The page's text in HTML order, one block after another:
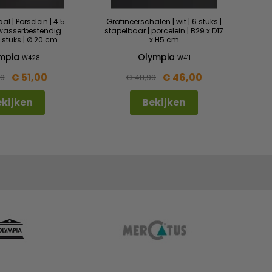
| Porselein | 4.5
| Ø 20 cm
W428
€ 51,00
Gratineerschalen | wit | 6 stuks |
stapelbaar | porcelein | B29 x D17
x H5 cm
Olympia W411
€ 48,99 € 46,00
Bekijken